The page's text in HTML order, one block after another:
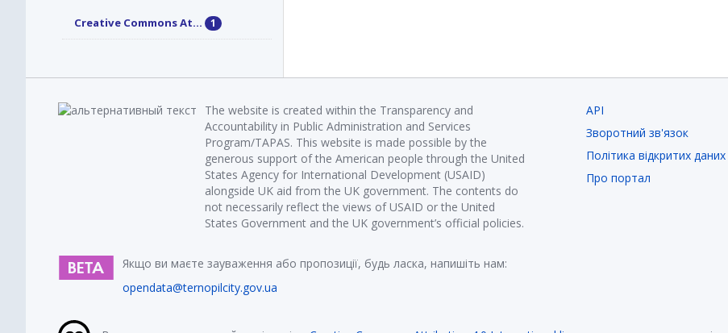
Creative Commons At... 1
The website is created within the Transparency and
Accountability in Public Administration and Services
Program/TAPAS. This website is made possible by the
generous support of the American people through the United
States Agency for International Development (USAID)
alongside UK aid from the UK government. The contents do
not necessarily reflect the views of USAID or the United
States Government and the UK government’s official policies.
Якщо ви маєте зауваження або пропозиції, будь ласка, напишіть нам:
opendata@ternopilcity.gov.ua
API
Зворотний зв'язок
Політика відкритих даних
Про портал